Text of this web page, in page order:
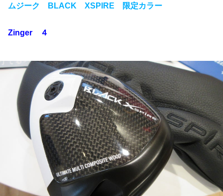
ムジーク BLACK XSPIRE 限定カラー
Zinger ４